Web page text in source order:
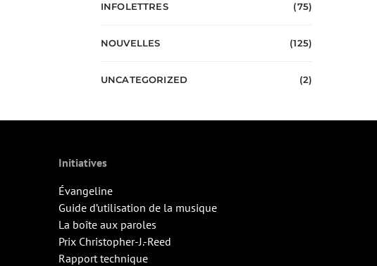
INFOLETTRES (75)
NOUVELLES (125)
UNCATEGORIZED (2)
Initiatives
Évangeline
Guide d’utilisation de la musique
La boîte aux paroles
Prix Christopher-J.-Reed
Rapport technique